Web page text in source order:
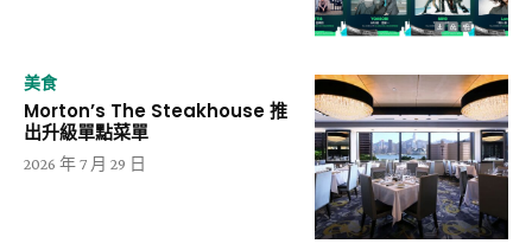
美食
Morton’s The Steakhouse 推
出升級單點菜單
2026 年 7 月 29 日